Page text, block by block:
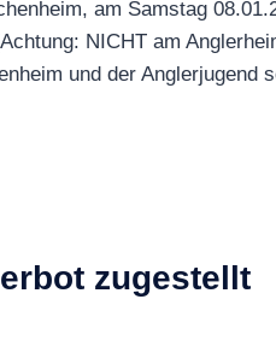
am Samstag
NICHT am
und der Anglerjugend
zugestellt